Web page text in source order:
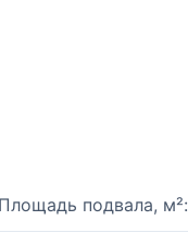
Площадь подвала, м²: